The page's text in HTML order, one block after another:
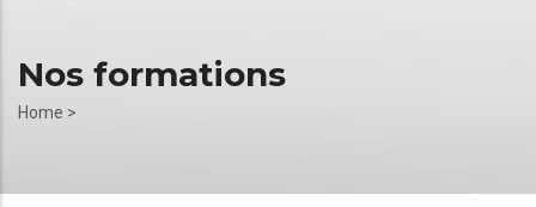
Nos formations
Breadcrumb
Home >